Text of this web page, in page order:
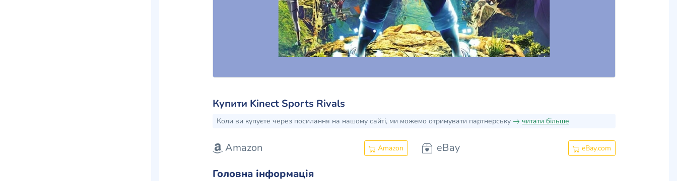
Купити Kinect Sports Rivals
Коли ви купуєте через посилання на нашому сайті, ми можемо отримувати партнерську читати більше
Amazon Amazon eBay eBay.com
Головна інформація